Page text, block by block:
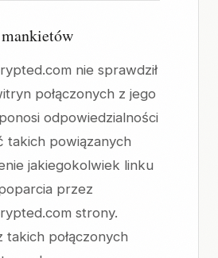
nie sprawdził
połączonych z jego
odpowiedzialności
takich powiązanych
jakiegokolwiek linku
przez
strony.
takich połączonych